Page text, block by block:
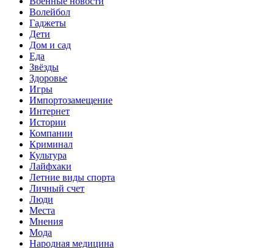
Волейбол
Гаджеты
Дети
Дом и сад
Еда
Звёзды
Здоровье
Игры
Импортозамещение
Интернет
Истории
Компании
Криминал
Культура
Лайфхаки
Летние виды спорта
Личный счет
Люди
Места
Мнения
Мода
Народная медицина